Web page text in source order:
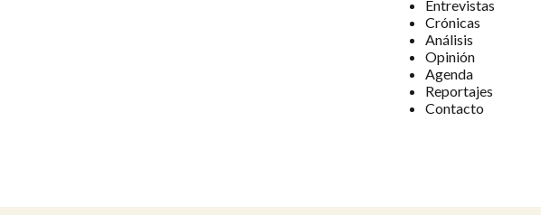
Entrevistas
Crónicas
Análisis
Opinión
Agenda
Reportajes
Contacto